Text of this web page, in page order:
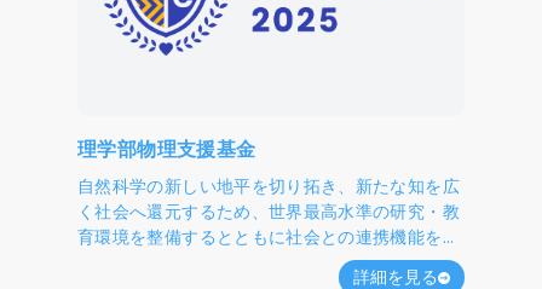
理学部物理支援基金
自然科学の新しい地平を切り拓き、新たな知を広
く社会へ還元するため、世界最高水準の研究・教
育環境を整備するとともに社会との連携機能を新
たに加え、未来のノーベル賞へとたすきをつなげ
詳細を見る